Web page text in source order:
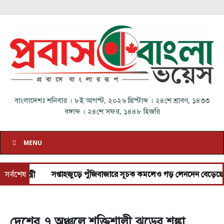
বাংলাদেশঃশনিবার । ৮ই আগস্ট, ২০২৬ খ্রিস্টাব্দ । ২৪শে শ্রাবণ, ১৪৩৩
বঙ্গাব্দ। ২৪শে সফর, ১৪৪৮ হিজরি
MENU
সর্বশেষসপ্তাহজুড়ে পুঁজিবাজারে সূচক কমলেও গড় লেনদেন বেড়েছে